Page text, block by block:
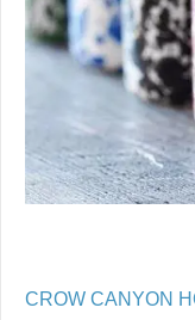
CROW CANYON